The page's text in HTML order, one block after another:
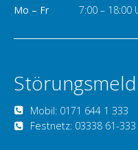
Mo – Fr 7:00 – 18:00
Mobil: 0171 644 1 333
Festnetz: 03338 61-333